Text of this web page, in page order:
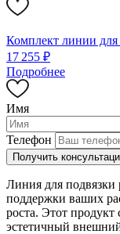
Комплект линии для
17 255 ₽
Подробнее
Имя
Телефон
Линия для подвязки
поддержки ваших
роста. Этот продукт
эстетичный